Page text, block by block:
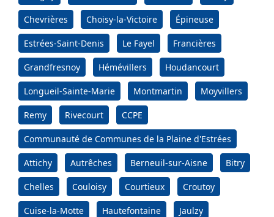
Chevrières Choisy-la-Victoire Épineuse
Estrées-Saint-Denis Le Fayel Francières
Grandfresnoy Hémévillers Houdancourt
Longueil-Sainte-Marie Montmartin Moyvillers
Remy Rivecourt CCPE
Communauté de Communes de la Plaine d'Estrées
Attichy Autrêches Berneuil-sur-Aisne Bitry
Chelles Couloisy Courtieux Croutoy
Cuise-la-Motte Hautefontaine Jaulzy